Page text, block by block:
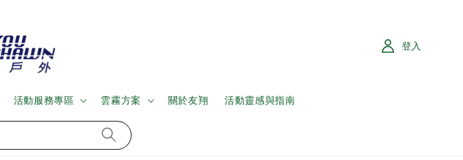
活動服務專區 雲霧方案 關於友翔 活動靈感與指南
登入